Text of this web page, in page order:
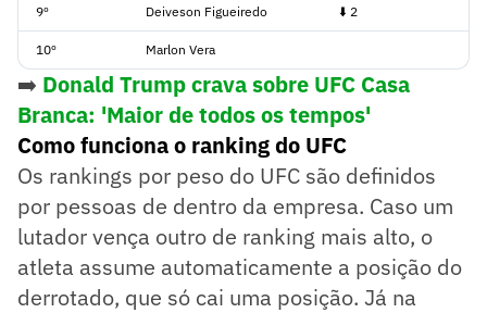
9º Deiveson Figueiredo ⬇️ 2
10º Marlon Vera
➡️ Donald Trump crava sobre UFC Casa
Branca: 'Maior de todos os tempos'
Como funciona o ranking do UFC
Os rankings por peso do UFC são definidos
por pessoas de dentro da empresa. Caso um
lutador vença outro de ranking mais alto, o
atleta assume automaticamente a posição do
derrotado, que só cai uma posição. Já na